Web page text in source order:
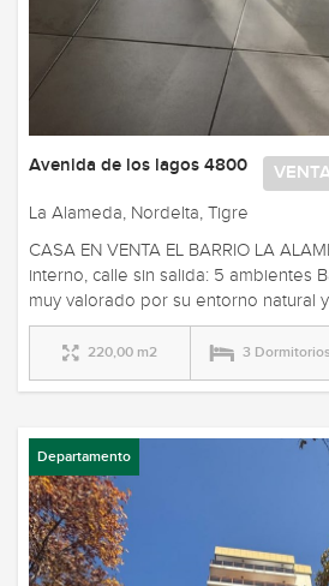
Avenida de los lagos 4800
La Alameda, Nordelta, Tigre
CASA EN VENTA EL BARRIO LA
interno, calle sin salida: 5 ambientes
muy valorado por su entorno natural
220,00 m2 3 Dormitorios
Departamento